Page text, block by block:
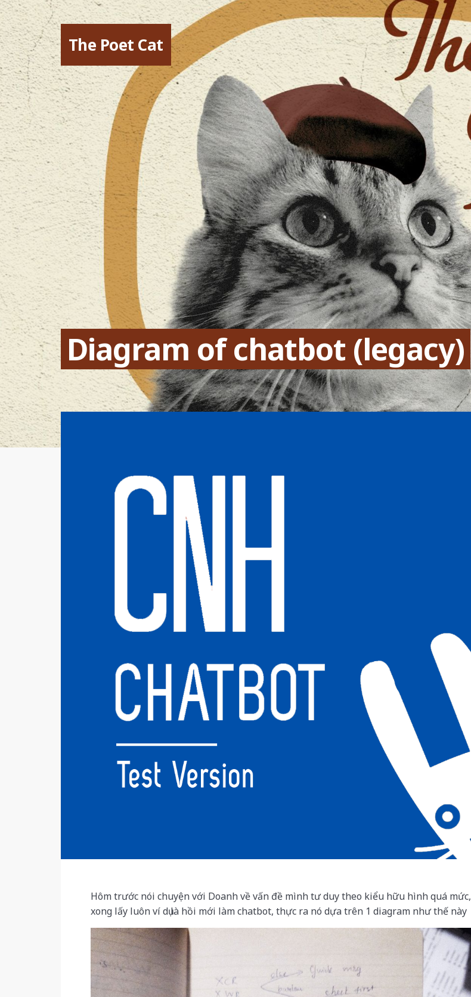
The Poet Cat
Diagram of chatbot (legacy)
Hôm trước nói chuyện với Doanh về vấn đề mình tư duy theo kiểu hữu hình quá mức,
xong lấy luôn ví dụ là hồi mới làm chatbot, thực ra nó dựa trên 1 diagram như thế này